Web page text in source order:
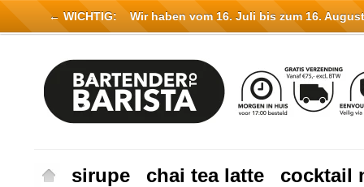
sirupe chai tea latte
cocktail
← WICHTIG: Wir haben vom 16. Juli bis zum 16.